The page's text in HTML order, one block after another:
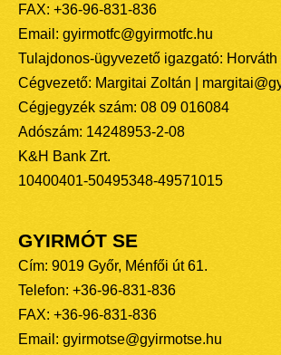
FAX: +36-96-831-836
Email: gyirmotfc@gyirmotfc.hu
Tulajdonos-ügyvezető igazgató: Horváth
Cégvezető: Margitai Zoltán |
Cégjegyzék szám: 08 09 016084
Adószám: 14248953-2-08
K&H Bank Zrt.
10400401-50495348-49571015
GYIRMÓT SE
Cím: 9019 Győr, Ménfői út 61.
Telefon: +36-96-831-836
FAX: +36-96-831-836
Email: gyirmotse@gyirmotse.hu